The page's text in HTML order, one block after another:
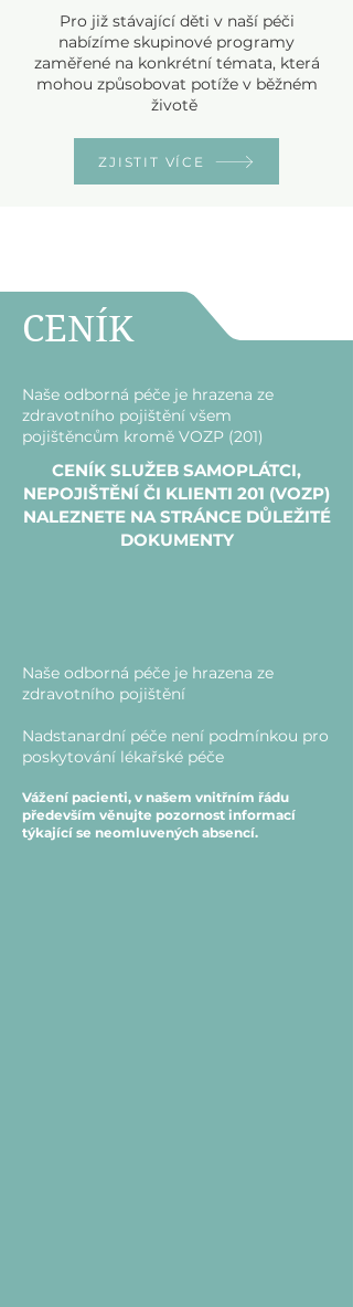
Pro již stávající děti v naší péči
nabízíme skupinové programy
zaměřené na konkrétní témata, která
mohou způsobovat potíže v běžném
životě
ZJISTIT VÍCE
CENÍK
Naše odborná péče je hrazena ze
zdravotního pojištění všem
pojištěncům kromě VOZP (201)
CENÍK SLUŽEB SAMOPLÁTCI,
NEPOJIŠTĚNÍ ČI KLIENTI 201 (VOZP)
NALEZNETE NA STRÁNCE DŮLEŽITÉ
DOKUMENTY
Naše odborná péče je hrazena ze
zdravotního pojištění
Nadstanardní péče není podmínkou pro
poskytování lékařské péče
Vážení pacienti, v našem vnitřním řádu
především věnujte pozornost informací
týkající se neomluvených absencí.